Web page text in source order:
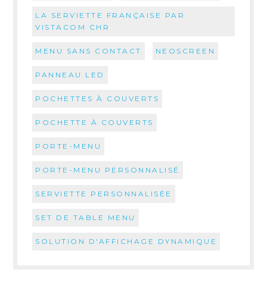
LA SERVIETTE FRANÇAISE PAR
VISTACOM CHR
MENU SANS CONTACT NEOSCREEN
PANNEAU LED
POCHETTES À COUVERTS
POCHETTE À COUVERTS
PORTE-MENU
PORTE-MENU PERSONNALISÉ
SERVIETTE PERSONNALISÉE
SET DE TABLE MENU
SOLUTION D'AFFICHAGE DYNAMIQUE